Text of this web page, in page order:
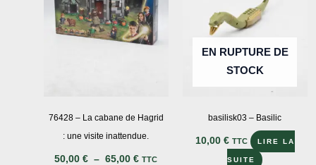
76428 – La cabane de Hagrid
: une visite inattendue.
50,00€ – 65,00€Plage
TTC
EN RUPTURE DE
STOCK
basilisk03 – Basilic
10,00 € TTC LIRE LA
SUITE